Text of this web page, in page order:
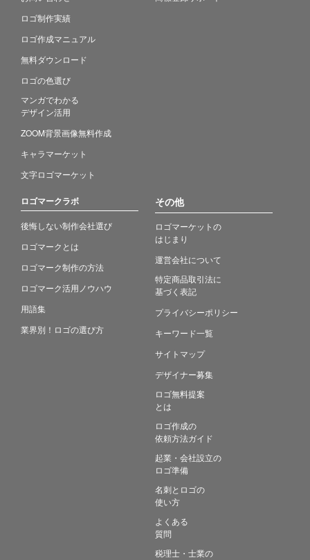
ロゴ制作実績
ロゴ作成マニュアル
無料ダウンロード
ロゴの色選び
マンガでわかる
デザイン活用
ZOOM背景画像無料作成
キャラマーケット
文字ロゴマーケット
ロゴマークラボ
後悔しない制作会社選び
ロゴマークとは
ロゴマーク制作の方法
ロゴマーク活用ノウハウ
用語集
業界別！ロゴの選び方
その他
ロゴマーケットの
はじまり
運営会社について
特定商品取引法に
基づく表記
プライバシーポリシー
キーワード一覧
サイトマップ
デザイナー募集
ロゴ無料提案
とは
ロゴ作成の
依頼方法ガイド
起業・会社設立の
ロゴ準備
名刺とロゴの
使い方
よくある
質問
税理士・士業の